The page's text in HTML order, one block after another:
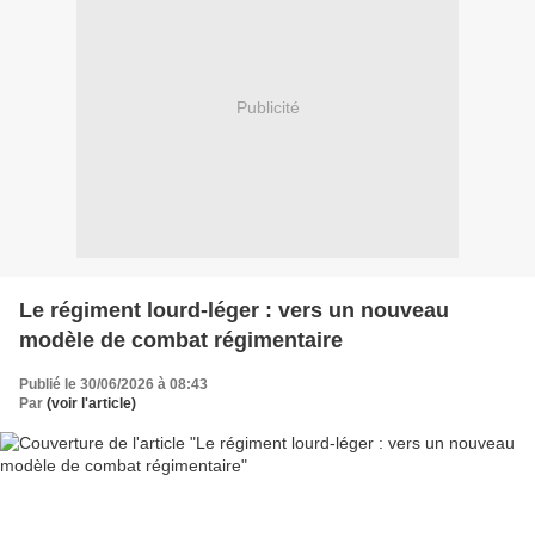
Publicité
Le régiment lourd-léger : vers un nouveau
modèle de combat régimentaire
Publié le 30/06/2026 à 08:43
Par (voir l'article)